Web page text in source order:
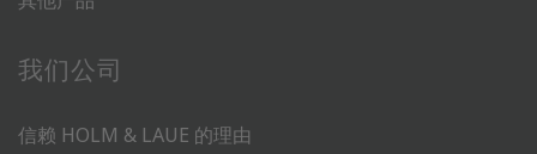
我们公司
信赖 HOLM & LAUE 的理由